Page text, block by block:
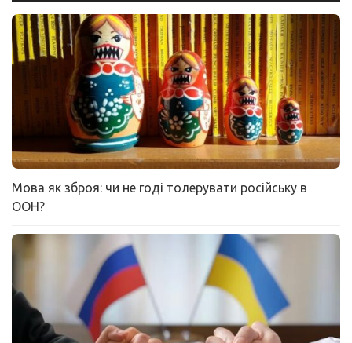
Мова як зброя: чи не годі толерувати російську в
ООН?